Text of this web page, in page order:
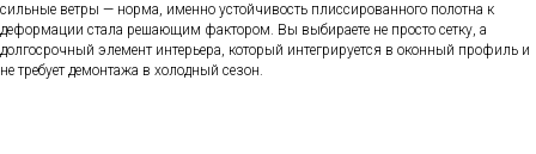
сильные ветры — норма, именно устойчивость плиссированного полотна к
деформации стала решающим фактором. Вы выбираете не просто сетку, а
долгосрочный элемент интерьера, который интегрируется в оконный профиль и
не требует демонтажа в холодный сезон.